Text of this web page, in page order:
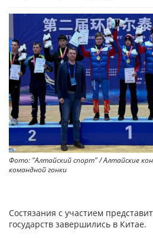
Фото: "Алтайский спорт" / Алтайские
командной гонки
Состязания с участием
государств завершились в Китае.